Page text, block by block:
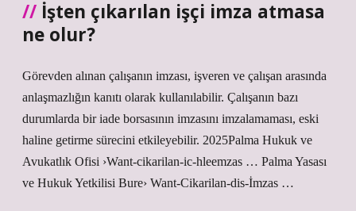
İşten çıkarılan işçi imza atmasa
ne olur?
Görevden alınan çalışanın imzası, işveren ve çalışan arasında
anlaşmazlığın kanıtı olarak kullanılabilir. Çalışanın bazı
durumlarda bir iade borsasının imzasını imzalamaması, eski
haline getirme sürecini etkileyebilir. 2025Palma Hukuk ve
Avukatlık Ofisi ›Want-cikarilan-ic-hleemzas … Palma Yasası
ve Hukuk Yetkilisi Bure› Want-Cikarilan-dis-İmzas …